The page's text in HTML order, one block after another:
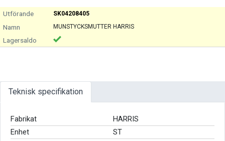
SK04208405
MUNSTYCKSMUTTER HARRIS
Teknisk specifikation
Fabrikat
HARRIS
Enhet
ST